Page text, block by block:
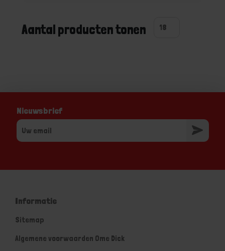
Aantal producten tonen
Nieuwsbrief
Informatie
Sitemap
Algemene voorwaarden Ome Dick